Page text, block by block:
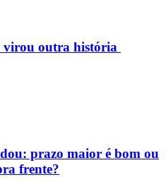
virou outra história
prazo maior é bom ou
frente?